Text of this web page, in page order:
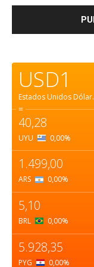
USD1
Estados Unidos Dólar.
=
40,28
UYU 0,00%
1.499,00
ARS 0,00%
5,10
BRL 0,00%
5.928,35
PYG 0,00%